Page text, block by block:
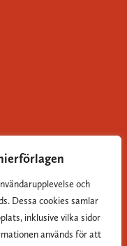
och
Dessa cookies samlar
inklusive vilka sidor
används för att